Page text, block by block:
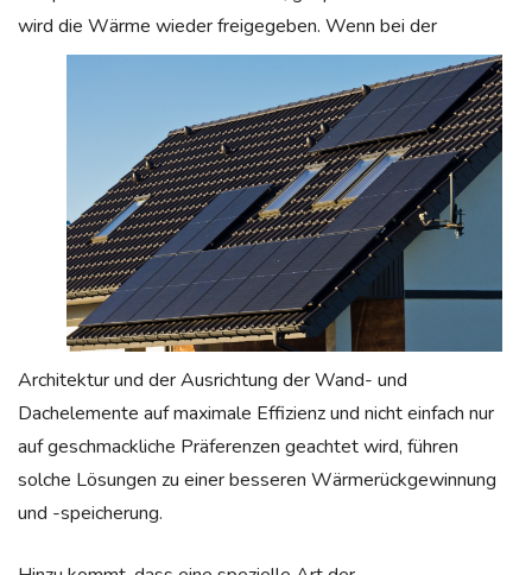
wird die Wärme wieder freigegeben. Wenn bei der
Architektur und der Ausrichtung der Wand- und
Dachelemente auf maximale Effizienz und nicht einfach nur
auf geschmackliche Präferenzen geachtet wird, führen
solche Lösungen zu einer besseren Wärmerückgewinnung
und -speicherung.